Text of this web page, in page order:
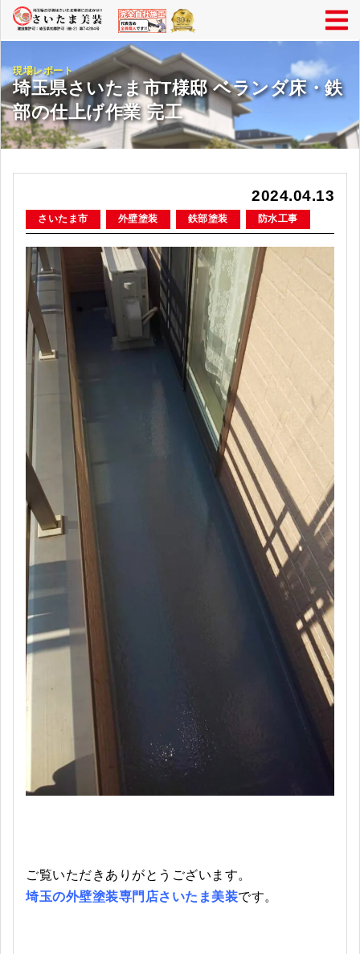
現場レポート
埼玉県さいたま市T様邸 ベランダ床・鉄
部の仕上げ作業 完工
2024.04.13
さいたま市 外壁塗装 鉄部塗装 防水工事
ご覧いただきありがとうございます。
埼玉の外壁塗装専門店さいたま美装です。